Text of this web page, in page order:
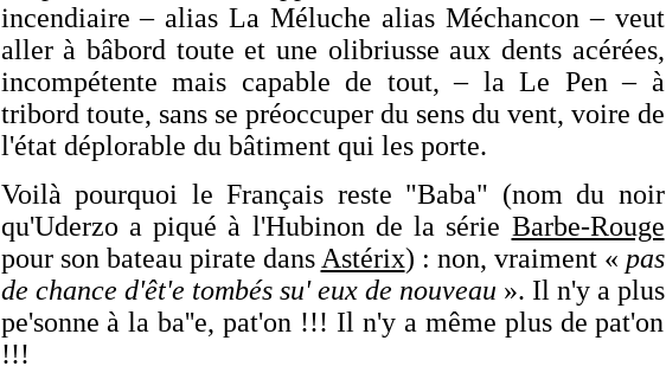
incendiaire – alias La Méluche alias Méchancon – veut
aller à bâbord toute et une olibriusse aux dents acérées,
incompétente mais capable de tout, – la Le Pen – à
tribord toute, sans se préoccuper du sens du vent, voire de
l'état déplorable du bâtiment qui les porte.
Voilà pourquoi le Français reste "Baba" (nom du noir
qu'Uderzo a piqué à l'Hubinon de la série Barbe-Rouge
pour son bateau pirate dans Astérix) : non, vraiment « pas
de chance d'êt'e tombés su' eux de nouveau ». Il n'y a plus
pe'sonne à la ba''e, pat'on !!! Il n'y a même plus de pat'on
!!!